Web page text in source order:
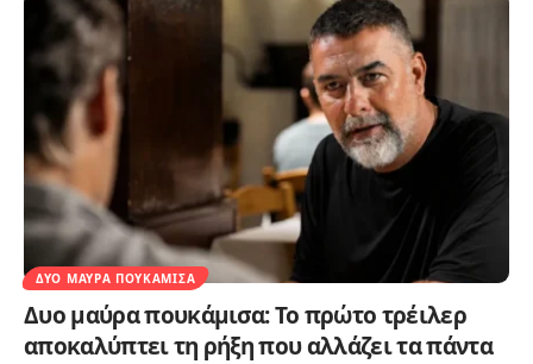
ΔΥΟ ΜΑΎΡΑ ΠΟΥΚΆΜΙΣΑ
Δυο μαύρα πουκάμισα: Το πρώτο τρέιλερ
αποκαλύπτει τη ρήξη που αλλάζει τα πάντα